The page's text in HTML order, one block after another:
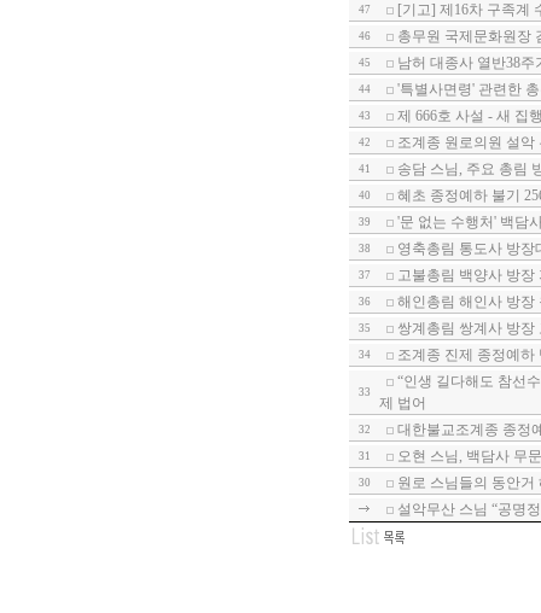
47 [기고] 제16차 구족계
46 총무원 국제문화원장
45 남허 대종사 열반38주
44 '특별사면령' 관련한
43 제 666호 사설 - 새 집
42 조계종 원로의원 설악
41 송담 스님, 주요 총림
40 혜초 종정예하 불기
39 '문 없는 수행처' 백담
38 영축총림 통도사 방
37 고불총림 백양사 방
36 해인총림 해인사 방장
35 쌍계총림 쌍계사 방
34 조계종 진제 종정예하
33
“인생 길다해도 참선
제 법어
32 대한불교조계종 종정
31 오현 스님, 백담사 무
30
원로 스님들의 동안거
설악무산 스님 “공명